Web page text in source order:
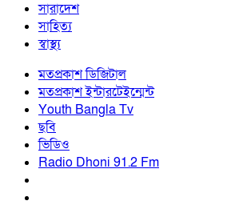
সারাদেশ
সাহিত্য
স্বাস্থ্য
মতপ্রকাশ ডিজিটাল
মতপ্রকাশ ইন্টারটেইন্মেন্ট
Youth Bangla Tv
ছবি
ভিডিও
Radio Dhoni 91.2 Fm